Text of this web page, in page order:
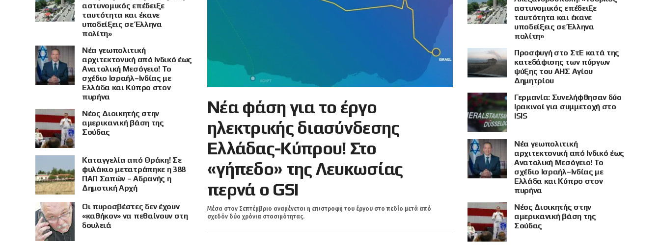
Νέα φάση για το έργο
ηλεκτρικής διασύνδεσης
Ελλάδας-Κύπρου! Στο
«γήπεδο» της Λευκωσίας
περνά ο GSI
Μέσα στον Σεπτέμβριο αναμένεται η επιστροφή του έργου στο πεδίο μετά από
σχεδόν δύο χρόνια στασιμότητας.
αστυνομικός επέδειξε
ταυτότητα και έκανε
υποδείξεις σε Έλληνα
πολίτη»
Νέα γεωπολιτική
αρχιτεκτονική από Ινδικό έως
Ανατολική Μεσόγειο! Το
σχέδιο Ισραήλ–Ινδίας με
Ελλάδα και Κύπρο στον
πυρήνα
Νέος Διοικητής στην
αμερικανική βάση της
Σούδας
Καταγγελία από Θράκη! Σε
φυλάκιο μετατράπηκε η 388
ΠΑΠ Σαπών – Αδρανής η
Δημοτική Αρχή
Οι πυροσβέστες δεν έχουν
«καθήκον» να πεθαίνουν στη
δουλειά
αστυνομικός επέδειξε
ταυτότητα και έκανε
υποδείξεις σε Έλληνα
πολίτη»
Προσφυγή στο ΣτΕ κατά της
κατεδάφισης των πύργων
ψύξης του ΑΗΣ Αγίου
Δημητρίου
Γερμανία: Συνελήφθησαν δύο
Ιρακινοί για συμμετοχή στο
ISIS
Νέα γεωπολιτική
αρχιτεκτονική από Ινδικό έως
Ανατολική Μεσόγειο! Το
σχέδιο Ισραήλ–Ινδίας με
Ελλάδα και Κύπρο στον
πυρήνα
Νέος Διοικητής στην
αμερικανική βάση της
Σούδας